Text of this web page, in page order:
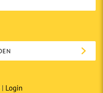
Login